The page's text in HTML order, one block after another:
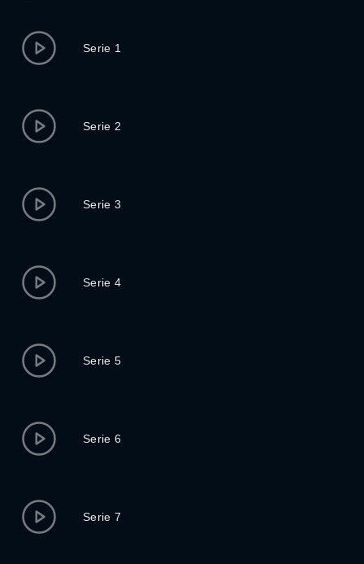
Serie 1
Serie 2
Serie 3
Serie 4
Serie 5
Serie 6
Serie 7